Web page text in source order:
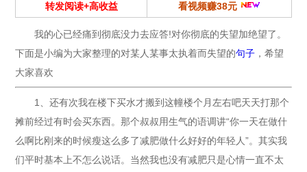
转发阅读+高收益 看视频赚38元
我的心已经痛到彻底没力去应答!对你彻底的失望加绝望了。
下面是小编为大家整理的对某人某事太执着而失望的句子 ，希望
大家喜欢
1、还有次我在楼下买水才搬到这幢楼个月左右吧天天打那个
摊前经过有时会买东西。那个叔叔用生气的语调讲“你一天在做什
么啊比刚来的时候瘦这么多了减肥做什么好好的年轻人”。其实我
们平时基本上不怎么说话。当然我也没有减肥只是心情一直不太